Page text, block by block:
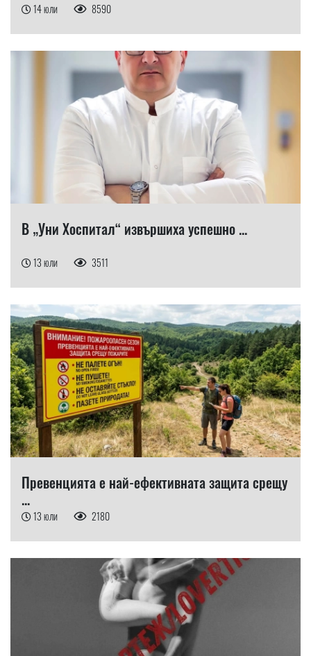
14 юли 8590
В „Уни Хоспитал“ извършиха успешно ...
13 юли 3511
Превенцията е най-ефективната защита срещу
...
13 юли 2180